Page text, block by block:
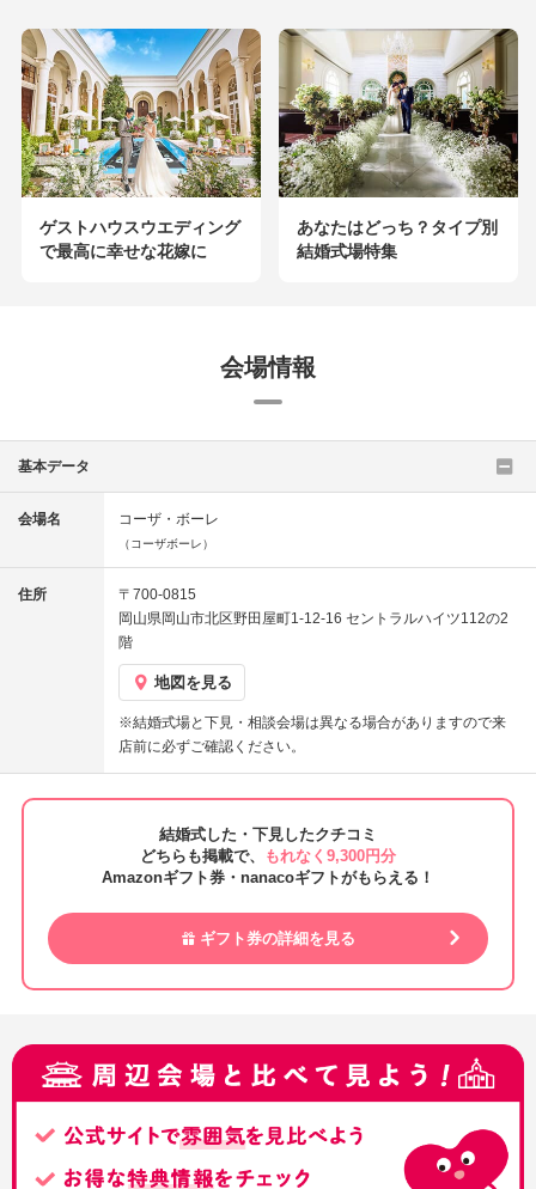
ゲストハウスウエディング
で最高に幸せな花嫁に
あなたはどっち？タイプ別
結婚式場特集
会場情報
基本データ
会場名 コーザ・ボーレ
（コーザボーレ）
住所
〒700-0815
岡山県岡山市北区野田屋町1-12-16 セントラルハイツ112の2
階
地図を見る
※結婚式場と下見・相談会場は異なる場合がありますので来
店前に必ずご確認ください。
結婚式した・下見したクチコミ
どちらも掲載で、
もれなく9,300円分
Amazonギフト券・nanacoギフトがもらえる！
ギフト券の詳細を見る